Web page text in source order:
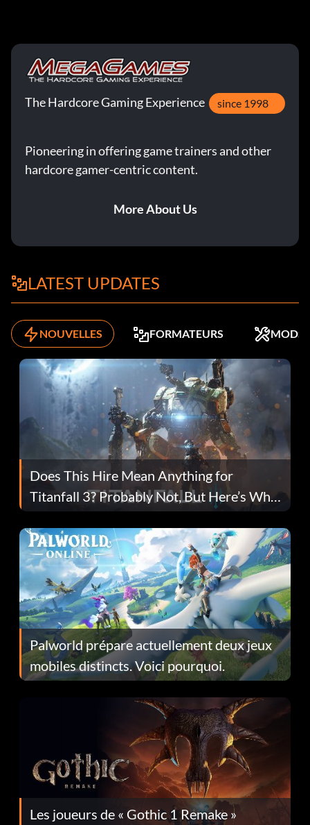
The Hardcore Gaming Experience since 1998
Pioneering in offering game trainers and other
hardcore gamer-centric content.
More About Us
LATEST UPDATES
NOUVELLES FORMATEURS MODS
Does This Hire Mean Anything for
Titanfall 3? Probably Not, But Here’s Why
Fans Are Hopeful
Palworld prépare actuellement deux jeux
mobiles distincts. Voici pourquoi.
Les joueurs de « Gothic 1 Remake »